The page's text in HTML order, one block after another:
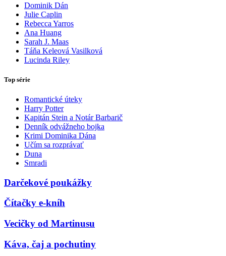
Dominik Dán
Julie Caplin
Rebecca Yarros
Ana Huang
Sarah J. Maas
Táňa Keleová Vasilková
Lucinda Riley
Top série
Romantické úteky
Harry Potter
Kapitán Stein a Notár Barbarič
Denník odvážneho bojka
Krimi Dominika Dána
Učím sa rozprávať
Duna
Smradi
Darčekové poukážky
Čítačky e-kníh
Vecičky od Martinusu
Káva, čaj a pochutiny